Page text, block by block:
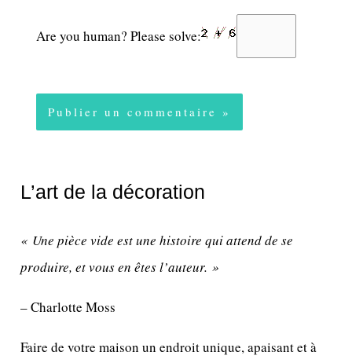
Are you human? Please solve:
L’art de la décoration
« Une pièce vide est une histoire qui attend de se
produire, et vous en êtes l’auteur. »
– Charlotte Moss
Faire de votre maison un endroit unique, apaisant et à